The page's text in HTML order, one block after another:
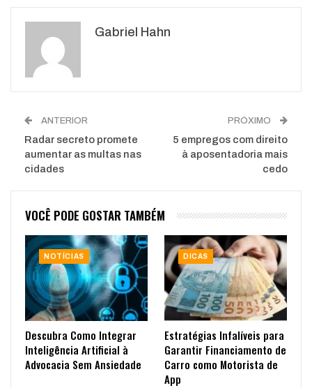
WhatsApp
Gabriel Hahn
ANTERIOR
Radar secreto promete
aumentar as multas nas
cidades
PRÓXIMO
5 empregos com direito
à aposentadoria mais
cedo
VOCÊ PODE GOSTAR TAMBÉM
NOTÍCIAS
Descubra Como Integrar
Inteligência Artificial à
Advocacia Sem Ansiedade
DICAS
Estratégias Infalíveis para
Garantir Financiamento de
Carro como Motorista de
App